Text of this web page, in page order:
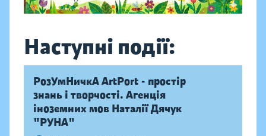
Наступні події:
РозУмНичкА ArtPort - простір
знань і творчості. Агенція
іноземних мов Наталії Дячук
"РУНА"